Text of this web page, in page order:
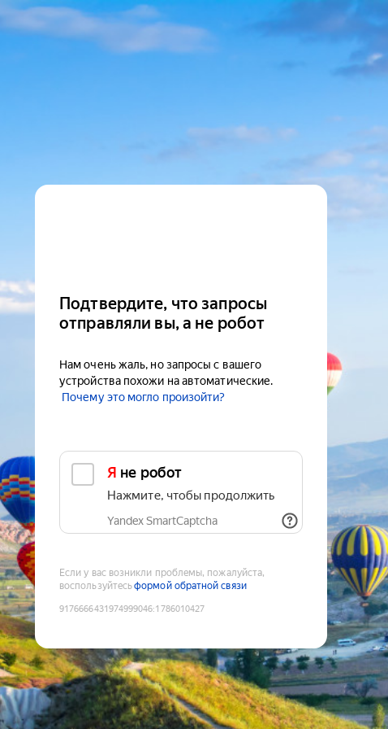
Подтвердите, что запросы
отправляли вы, а не робот
Нам очень жаль, но запросы с вашего
устройства похожи на автоматические.
Почему это могло произойти?
Я не робот
Нажмите, чтобы продолжить
Yandex SmartCaptcha
Если у вас возникли проблемы, пожалуйста,
воспользуйтесьформой обратной связи
9176666431974999046:1786010427